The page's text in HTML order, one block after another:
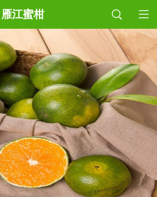
雁江蜜柑